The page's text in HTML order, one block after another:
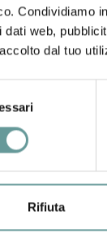
Condividiamo
dati web,
dal tuo
Rifiuta
a capo di un
versilia/